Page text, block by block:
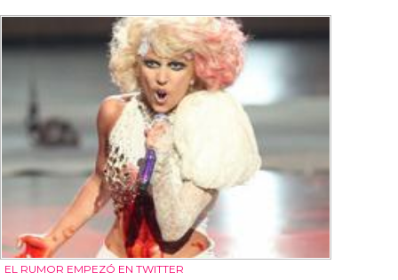
EL RUMOR EMPEZÓ EN TWITTER